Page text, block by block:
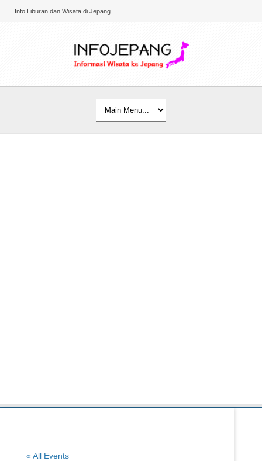
Info Liburan dan Wisata di Jepang
« All Events